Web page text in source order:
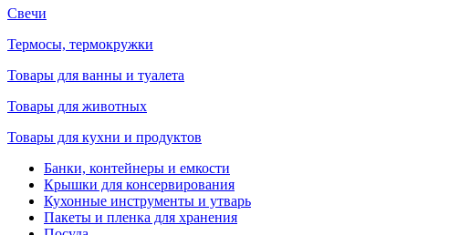
Свечи
Термосы, термокружки
Товары для ванны и туалета
Товары для животных
Товары для кухни и продуктов
Банки, контейнеры и емкости
Крышки для консервирования
Кухонные инструменты и утварь
Пакеты и пленка для хранения